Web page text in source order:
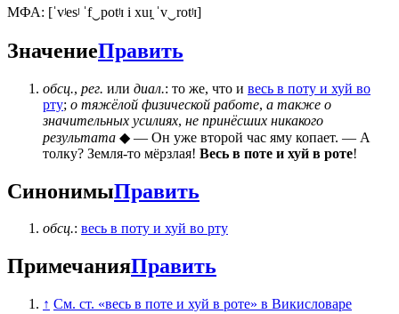
МФА: [ˈvʲesʲ ˈf‿potʲɪ i xuɪ̯ ˈv‿rotʲɪ]
ЗначениеПравить
обсц., рег. или диал.: то же, что и весь в поту и хуй во
рту; о тяжёлой физической работе, а также о
значительных усилиях, не принёсших никакого
результата ◆ — Он уже второй час яму копает. — А
толку? Земля-то мёрзлая! Весь в поте и хуй в роте!
СинонимыПравить
обсц.: весь в поту и хуй во рту
ПримечанияПравить
↑ См. ст. «весь в поте и хуй в роте» в Викисловаре